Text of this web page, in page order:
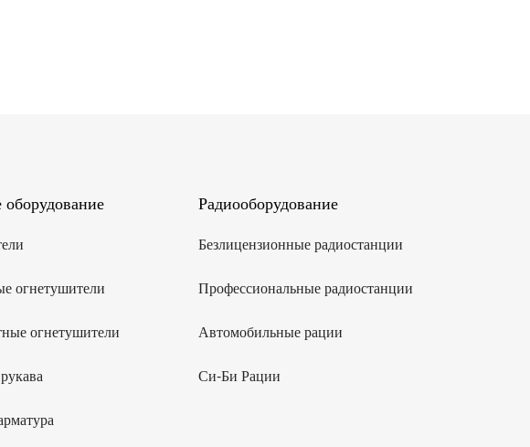
огнетушители
огнетушители
Радиооборудование
Безлицензионные радиостанции
Профессиональные радиостанции
Автомобильные рации
Си-Би Рации